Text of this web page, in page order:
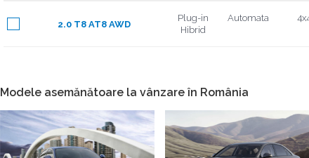
2.0 T8 AT8 AWD
Plug-in
Hibrid
Automata
Modele asemănătoare la vânzare în România